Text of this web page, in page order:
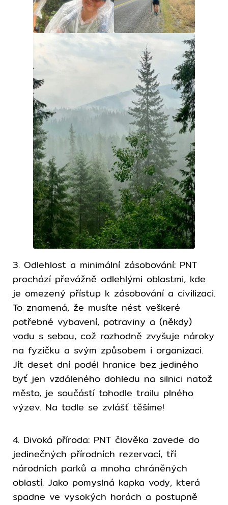
3. Odlehlost a minimální zásobování: PNT
prochází převážně odlehlými oblastmi, kde
je omezený přístup k zásobování a civilizaci.
To znamená, že musíte nést veškeré
potřebné vybavení, potraviny a (někdy)
vodu s sebou, což rozhodně zvyšuje nároky
na fyzičku a svým způsobem i organizaci.
Jít deset dní podél hranice bez jediného
byť jen vzdáleného dohledu na silnici natož
město, je součástí tohodle trailu plného
výzev. Na todle se zvlášť těšíme!
4. Divoká příroda: PNT člověka zavede do
jedinečných přírodních rezervací, tří
národních parků a mnoha chráněných
oblastí. Jako pomyslná kapka vody, která
spadne ve vysokých horách a postupně